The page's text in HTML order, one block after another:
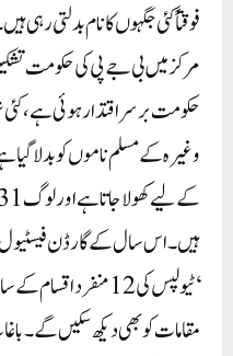
مرکز میں بی جے پی کی حکومت
حکومت برسراقتدار ہوئی ہے،
وغیرہ کے مسلم ناموں کو بدلا
ہیں۔ اس سال کے گارڈن
‘ٹیولپس کی 12